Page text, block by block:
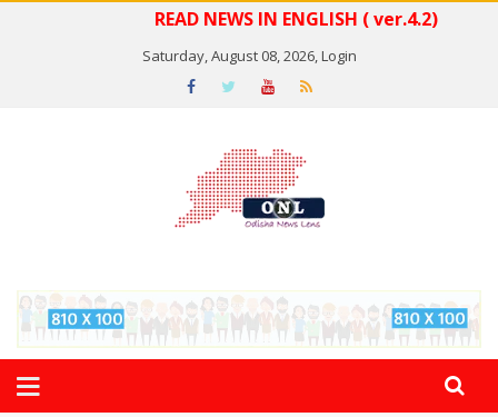
READ NEWS IN ENGLISH ( ver.4.2)
Saturday, August 08, 2026,Login